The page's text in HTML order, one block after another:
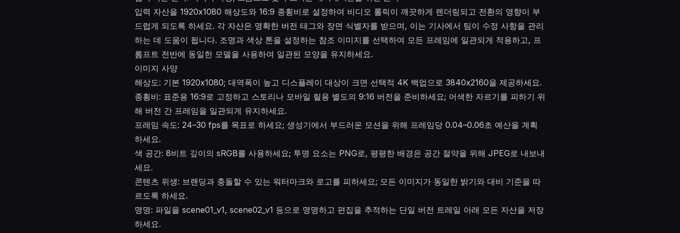
입력 자산을 1920x1080 해상도와 16:9 종횡비로 설정하여 비디오 롤릭이 깨끗하게 렌더링되고 전환의 영향이 부
드럽게 되도록 하세요. 각 자산은 명확한 버전 태그와 장면 식별자를 받으며, 이는 기사에서 팀이 수정 사항을 관리
하는 데 도움이 됩니다. 조명과 색상 톤을 설정하는 참조 이미지를 선택하여 모든 프레임에 일관되게 적용하고, 프
롬프트 전반에 동일한 모델을 사용하여 일관된 모양을 유지하세요.
이미지 사양
해상도: 기본 1920x1080; 대역폭이 높고 디스플레이 대상이 크면 선택적 4K 백업으로 3840x2160을 제공하세요.
종횡비: 표준용 16:9로 고정하고 스토리나 모바일 릴용 별도의 9:16 버전을 준비하세요; 어색한 자르기를 피하기 위
해 버전 간 프레임을 일관되게 유지하세요.
프레임 속도: 24–30 fps를 목표로 하세요; 생성기에서 부드러운 모션을 위해 프레임당 0.04–0.06초 예산을 계획
하세요.
색 공간: 8비트 깊이의 sRGB를 사용하세요; 투명 요소는 PNG로, 평평한 배경은 공간 절약을 위해 JPEG로 내보내
세요.
콘텐츠 위생: 브랜딩과 충돌할 수 있는 워터마크와 로고를 피하세요; 모든 이미지가 동일한 밝기와 대비 기준을 따
르도록 하세요.
명명: 파일을 scene01_v1, scene02_v1 등으로 명명하고 편집을 추적하는 단일 버전 트레일 아래 모든 자산을 저장
하세요.